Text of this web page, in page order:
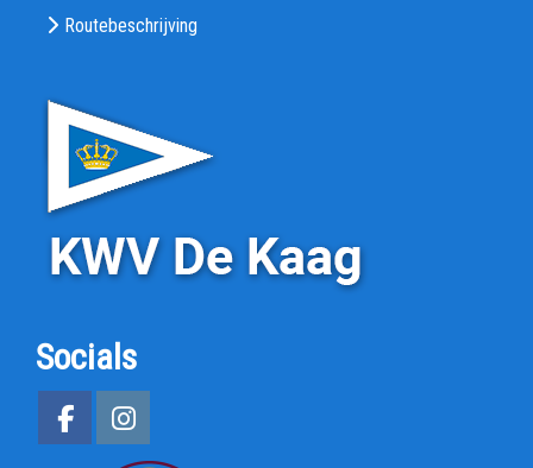
Routebeschrijving
Socials